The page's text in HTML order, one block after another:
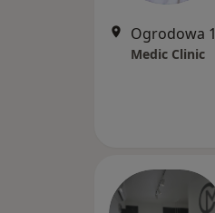
Ogrodowa
Medic Clinic